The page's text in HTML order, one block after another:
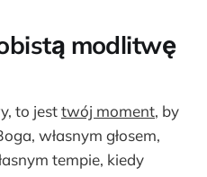
modlitwę
to jesttwój moment, by
własnym głosem,
tempie, kiedy